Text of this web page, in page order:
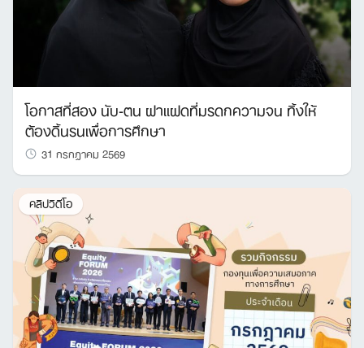
โอกาสที่สอง นับ-ตน ฝาแฝดที่มรดกความจน ทิ้งให้
ต้องดิ้นรนเพื่อการศึกษา
31 กรกฎาคม 2569
คลิปวิดีโอ